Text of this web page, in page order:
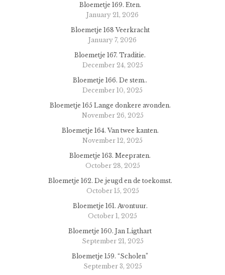
Bloemetje 169. Eten.
January 21, 2026
Bloemetje 168 Veerkracht
January 7, 2026
Bloemetje 167. Traditie.
December 24, 2025
Bloemetje 166. De stem..
December 10, 2025
Bloemetje 165 Lange donkere avonden.
November 26, 2025
Bloemetje 164. Van twee kanten.
November 12, 2025
Bloemetje 163. Meepraten.
October 28, 2025
Bloemetje 162. De jeugd en de toekomst.
October 15, 2025
Bloemetje 161. Avontuur.
October 1, 2025
Bloemetje 160. Jan Ligthart
September 21, 2025
Bloemetje 159. “Scholen”
September 3, 2025